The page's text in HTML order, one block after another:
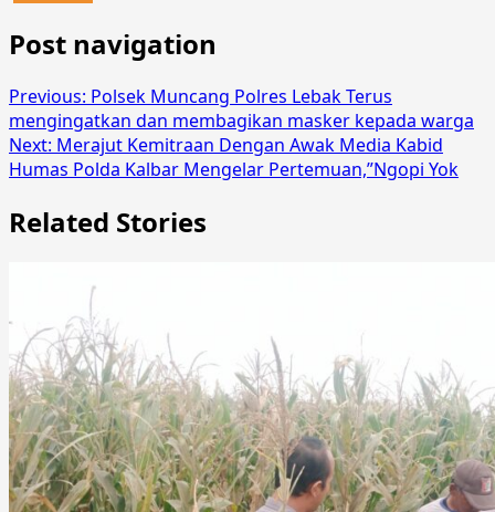
Post navigation
Previous: Polsek Muncang Polres Lebak Terus
mengingatkan dan membagikan masker kepada warga
Next: Merajut Kemitraan Dengan Awak Media Kabid
Humas Polda Kalbar Mengelar Pertemuan,”Ngopi Yok
Related Stories